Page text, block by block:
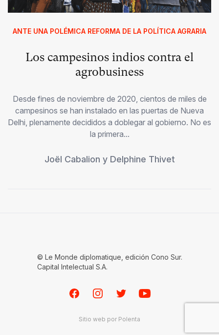
ANTE UNA POLÉMICA REFORMA DE LA POLÍTICA AGRARIA
Los campesinos indios contra el
agrobusiness
Desde fines de noviembre de 2020, cientos de miles de
campesinos se han instalado en las puertas de Nueva
Delhi, plenamente decididos a doblegar al gobierno. No es
la primera...
Joël Cabalion y Delphine Thivet
© Le Monde diplomatique, edición Cono Sur.
Capital Intelectual S.A.
FacebookInstagramTwitterYoutube
Sitio web por Polenta